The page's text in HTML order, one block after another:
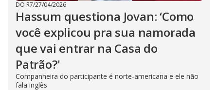
DO R7/27/04/2026
Hassum questiona Jovan: ‘Como
você explicou pra sua namorada
que vai entrar na Casa do
Patrão?'
Companheira do participante é norte-americana e ele não
fala inglês